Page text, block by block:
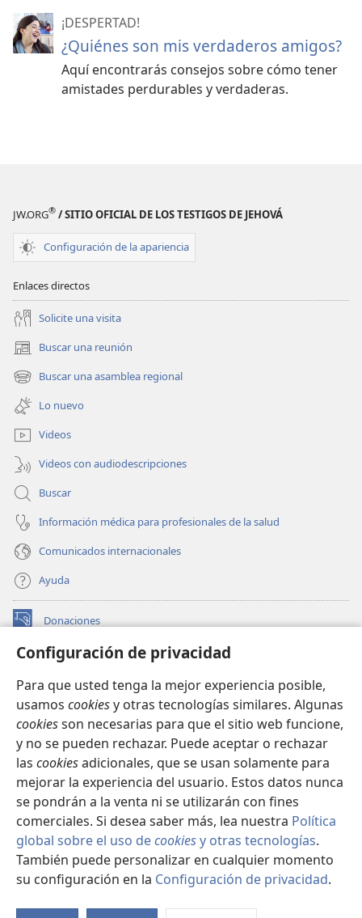
Configuración de privacidad
Para que usted tenga la mejor experiencia posible,
usamos cookiesy otras tecnologías similares. Algunas
cookiesson necesarias para que el sitio web funcione,
y no se pueden rechazar. Puede aceptar o rechazar
las cookiesadicionales, que se usan solamente para
mejorar la experiencia del usuario. Estos datos nunca
se pondrán a la venta ni se utilizarán con fines
comerciales. Si desea saber más, lea nuestra Política
global sobre el uso decookiesy otras tecnologías.
También puede personalizar en cualquier momento
su configuración en la Configuración de privacidad.
¡DESPERTAD!
¿Quiénes son mis verdaderos amigos?
Aquí encontrarás consejos sobre cómo tener
amistades perdurables y verdaderas.
JW.ORG® / SITIO OFICIAL DE LOS TESTIGOS DE JEHOVÁ
Configuración de la apariencia
Enlaces directos
Solicite una visita
Buscar una reunión
(abre
una
nueva
ventana)
Buscar una asamblea regional
(abre
una
nueva
ventana)
Lo nuevo
Videos
Videos con audiodescripciones
Buscar
Información médica para profesionales de la salud
Comunicados internacionales
Ayuda
Donaciones
(abre
nueva BIBLIOTECA EN LÍNEA Watchtower™
una
nueva
ventana)
JW Hub
(abre
una
nueva
ventana)
JW Library
Watchtower Library
Copyright© 2026 Watch Tower Bible and Tract Society of Pennsylvania.
CONDICIONES DE USO|POLÍTICA DE PRIVACIDAD|
CONFIGURACIÓN DE PRIVACIDAD